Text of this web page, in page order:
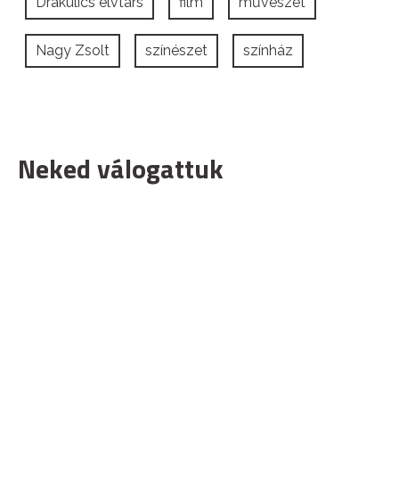
Nagy Zsolt színészet színház
Neked válogattuk